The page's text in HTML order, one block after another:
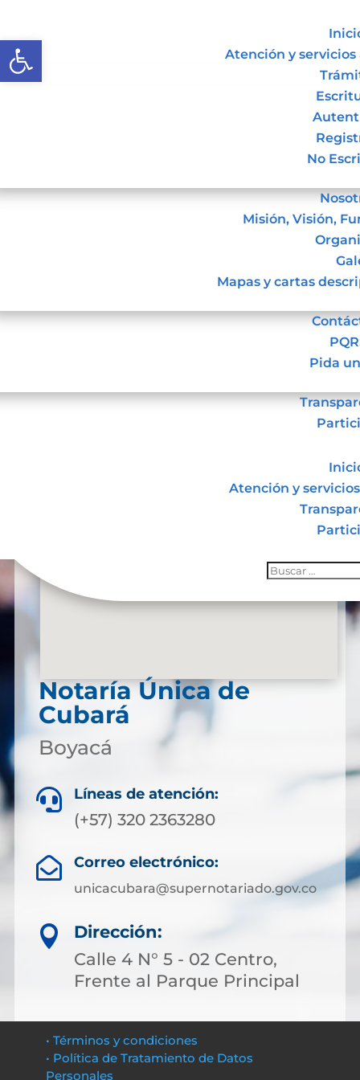
Abrir barra de herramientas
Atención y
No
Misión, Visión,
Mapas y cartas
Pida
Atención y
No se encontraron
resultados
Trate de perfeccionar su búsqueda o utilice
Notaría Única de
Cubará
Boyacá
 Líneas de atención:
(+57) 320 2363280
 Correo electrónico:
unicacubara@supernotariado.gov.co

Dirección:
Calle 4 N° 5 - 02 Centro,
Frente al Parque Principal
• Términos y condiciones
• Política de Tratamiento de Datos
Personales